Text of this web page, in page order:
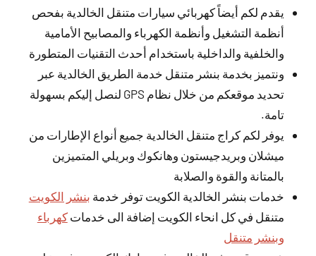
يقدم لكم أيضاً كهربائي سيارات متنقل الخالدية بفحص
أنظمة التشغيل وأنظمة الكهرباء والمصابيح الأمامية
والخلفية والداخلية باستخدام أحدث التقنيات المتطورة
ونتميز بخدمة بنشر متنقل خدمة الطريق الخالدية عبر
تحديد موقعكم من خلال نظام GPS لنصل إليكم بسهولة
تامة.
يوفر لكم كراج متنقل الخالدية جميع أنواع الإطارات من
ميشلان وبريدجيستون وهانكوك وبريلي المتميزين
بالمتانة والقوة والصلابة
خدمات بنشر الخالدية الكويت توفر خدمة بنشر الكويت
متنقل في كل انحاء الكويت إضافة الى خدماتكهرباء
وبنشر متنقل